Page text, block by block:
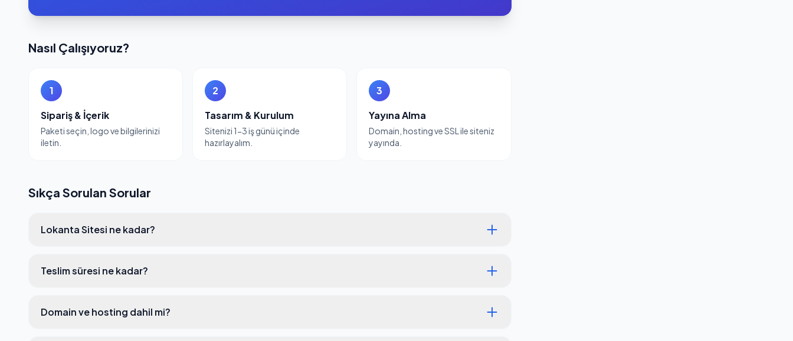
Nasıl Çalışıyoruz?
1
Sipariş & İçerik
Paketi seçin, logo ve bilgilerinizi
iletin.
2
Tasarım & Kurulum
Sitenizi 1-3 iş günü içinde
hazırlayalım.
3
Yayına Alma
Domain, hosting ve SSL ile siteniz
yayında.
Sıkça Sorulan Sorular
Lokanta Sitesi ne kadar?
Teslim süresi ne kadar?
Domain ve hosting dahil mi?